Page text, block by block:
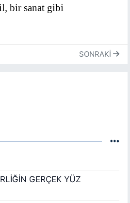
bir sanat gibi
SONRAKI
GERÇEK YÜZ